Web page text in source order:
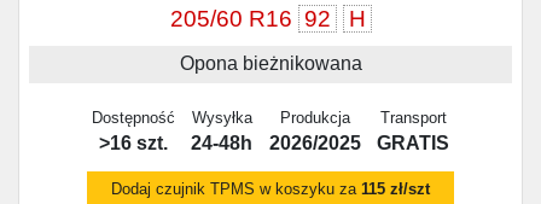
205/60 R16 92 H
Opona bieżnikowana
Dostępność
>16 szt.
Wysyłka
24-48h
Produkcja
2026/2025
Transport
GRATIS
Dodaj czujnik TPMS w koszyku za 115 zł/szt